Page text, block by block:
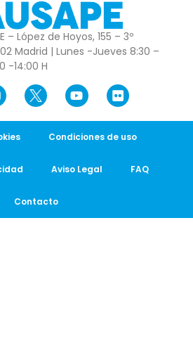
– López de Hoyos, 155 – 3º
Madrid | Lunes -Jueves 8:30 –
-14:00 H
Condiciones de uso
Aviso Legal FAQ
Contacto